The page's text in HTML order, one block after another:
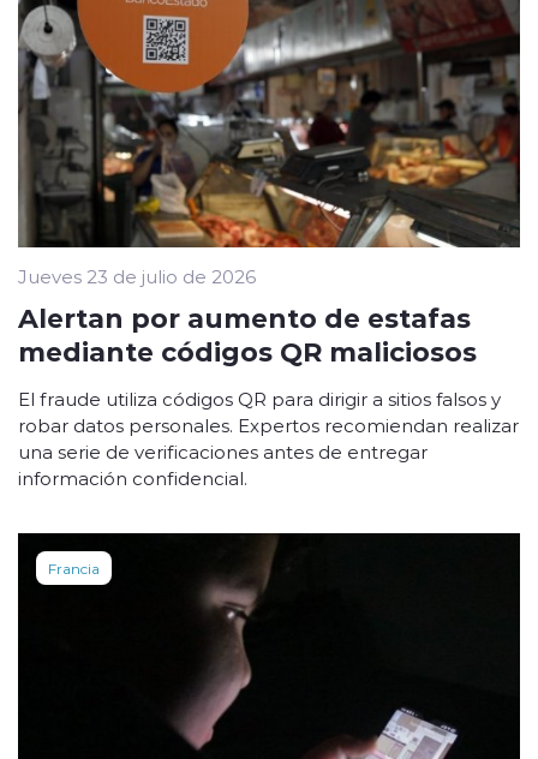
Jueves 23 de julio de 2026
Alertan por aumento de estafas
mediante códigos QR maliciosos
El fraude utiliza códigos QR para dirigir a sitios falsos y
robar datos personales. Expertos recomiendan realizar
una serie de verificaciones antes de entregar
información confidencial.
Francia